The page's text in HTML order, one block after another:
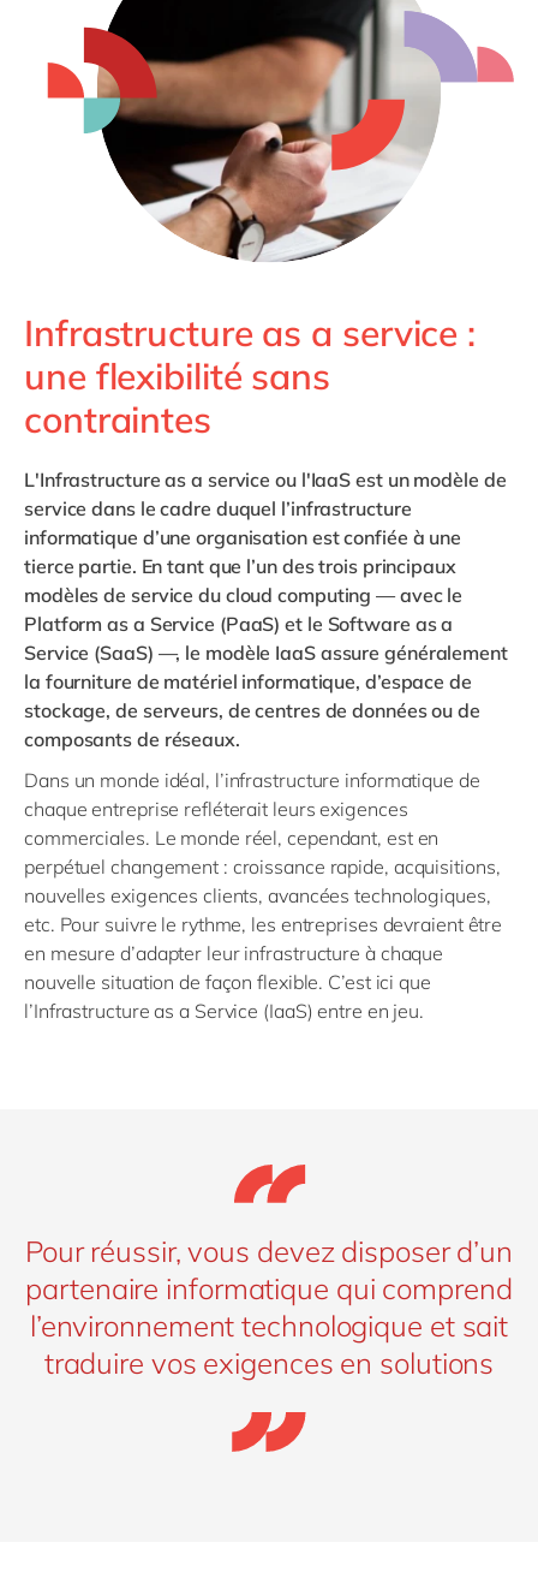
Switzerland
UK & Ireland
USA & Canada
Infrastructure as a service :
une flexibilité sans
contraintes
L'Infrastructure as a service ou l'IaaSest un modèle de
service dans le cadre duquel l’infrastructure
informatique d’une organisation est confiée à une
tierce partie. En tant que l’un des trois principaux
modèles de service du cloud computing — avec le
Platform as a Service (PaaS) et le Software as a
Service (SaaS) —, le modèle IaaS assure généralement
la fourniture de matériel informatique, d’espace de
stockage, de serveurs, de centres de données ou de
composants de réseaux.
Dans un monde idéal, l’infrastructure informatique de
chaque entreprise refléterait leurs exigences
commerciales. Le monde réel, cependant, est en
perpétuel changement : croissance rapide, acquisitions,
nouvelles exigences clients, avancées technologiques,
etc. Pour suivre le rythme, les entreprises devraient être
en mesure d’adapter leur infrastructure à chaque
nouvelle situation de façon flexible. C’est ici que
l’Infrastructure as a Service (IaaS) entre en jeu.
Pour réussir, vous devez disposer d’un
partenaire informatique qui comprend
l’environnement technologique et sait
traduire vos exigences en solutions